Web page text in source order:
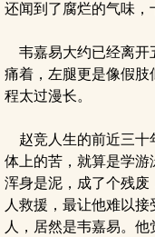
还闻到了腐烂的气味，
韦嘉易大约已经离开
痛着，左腿更是像假
程太过漫长。
赵竞人生的前近三十
体上的苦，就算是学
浑身是泥，成了个残
人救援，最让他难以
人，居然是韦嘉易。